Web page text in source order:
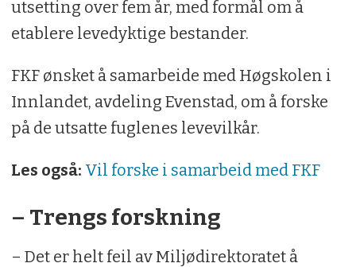
utsetting over fem år, med formål om å
etablere levedyktige bestander.
FKF ønsket å samarbeide med Høgskolen i
Innlandet, avdeling Evenstad, om å forske
på de utsatte fuglenes levevilkår.
Les også: Vil forske i samarbeid med FKF
– Trengs forskning
– Det er helt feil av Miljødirektoratet å